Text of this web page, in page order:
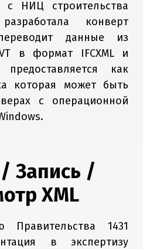
с НИЦ строительства
конверт
данные из
в формат IFCXML и
как
которая может быть
с операционной
Запись /
XML
Правительства 1431
в экспертизу